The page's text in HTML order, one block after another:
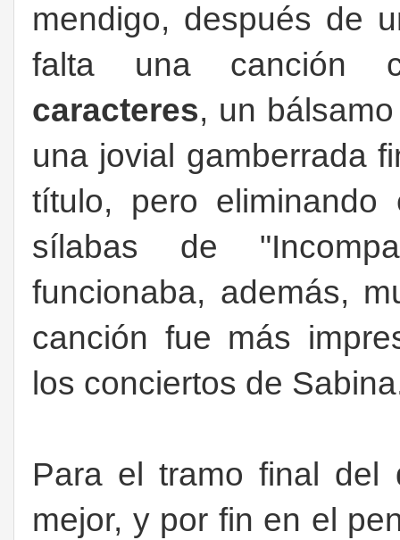
mendigo, después de
falta una canción
caracteres, un
una jovial gamberrada
título, pero
sílabas de
funcionaba, además,
canción fue más
los conciertos de
Para el tramo final del
mejor, y por fin en el